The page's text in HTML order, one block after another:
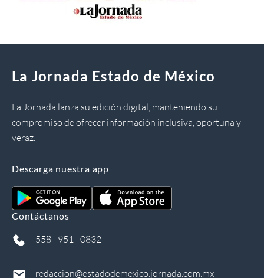
La Jornada Estado de México
La Jornada lanza su edición digital, manteniendo su
compromiso de ofrecer información inclusiva, oportuna y
veraz.
Descarga nuestra app
Contáctanos
558 - 951 - 0832
redaccion@estadodemexico.jornada.com.mx